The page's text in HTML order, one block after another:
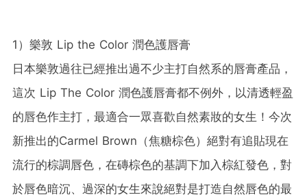
1）樂敦 Lip the Color 潤色護唇膏
日本樂敦過往已經推出過不少主打自然系的唇膏產品，
這次 Lip The Color 潤色護唇膏都不例外，以清透輕盈
的唇色作主打，最適合一眾喜歡自然素妝的女生！今次
新推出的Carmel Brown（焦糖棕色）絕對有追貼現在
流行的棕調唇色，在磚棕色的基調下加入棕紅發色，對
於唇色暗沉、過深的女生來說絕對是打造自然唇色的最